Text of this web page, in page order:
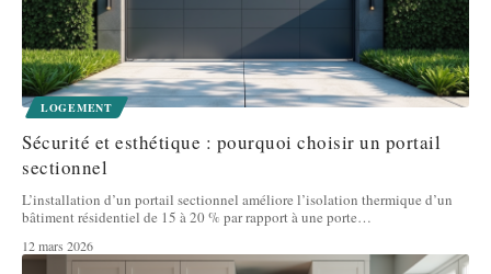
LOGEMENT
Sécurité et esthétique : pourquoi choisir un portail
sectionnel
L’installation d’un portail sectionnel améliore l’isolation thermique d’un
bâtiment résidentiel de 15 à 20 % par rapport à une porte…
12 mars 2026